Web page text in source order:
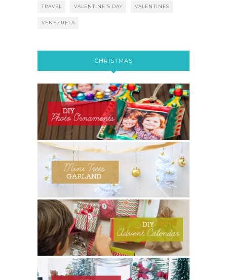
TRAVEL VALENTINE'S DAY VALENTINES
VENEZUELA
CHRISTMAS